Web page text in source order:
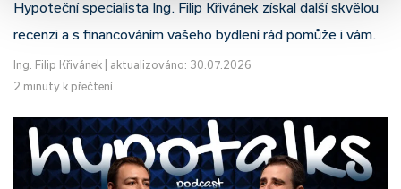
Hypoteční specialista Ing. Filip Křivánek získal další skvělou
recenzi a s financováním vašeho bydlení rád pomůže i vám.
Ing. Filip Křivánek
aktualizováno: 30.07.2026
2 minuty k přečtení